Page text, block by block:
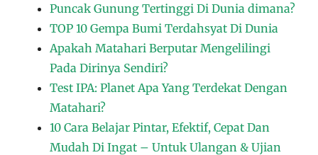
Puncak Gunung Tertinggi Di Dunia dimana?
TOP 10 Gempa Bumi Terdahsyat Di Dunia
Apakah Matahari Berputar Mengelilingi
Pada Dirinya Sendiri?
Test IPA: Planet Apa Yang Terdekat Dengan
Matahari?
10 Cara Belajar Pintar, Efektif, Cepat Dan
Mudah Di Ingat – Untuk Ulangan & Ujian